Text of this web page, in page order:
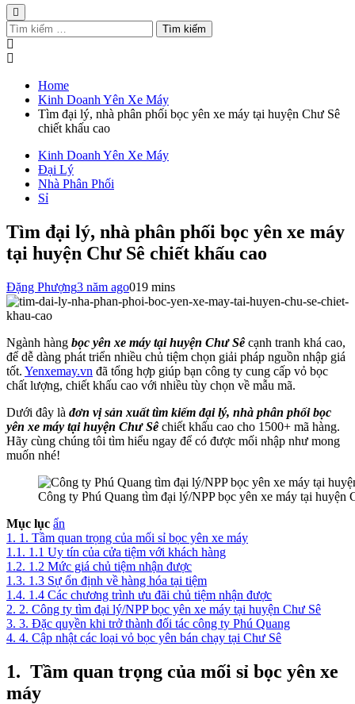
Tìm
kiếm
cho:
Home
Kinh Doanh Yên Xe Máy
Tìm đại lý, nhà phân phối bọc yên xe máy tại huyện Chư Sê
chiết khấu cao
Kinh Doanh Yên Xe Máy
Đại Lý
Nhà Phân Phối
Sỉ
Tìm đại lý, nhà phân phối bọc yên xe máy
tại huyện Chư Sê chiết khấu cao
Đặng Phượng3 năm ago019 mins
Ngành hàng bọc yên xe máy tại huyện Chư Sê cạnh tranh khá cao,
để dễ dàng phát triển nhiều chủ tiệm chọn giải pháp nguồn nhập giá
tốt. Yenxemay.vn đã tổng hợp giúp bạn công ty cung cấp vỏ bọc
chất lượng, chiết khấu cao với nhiều tùy chọn về mẫu mã.
Dưới đây là đơn vị sản xuất tìm kiếm đại lý, nhà phân phối bọc
yên xe máy tại huyện Chư Sê chiết khấu cao cho 1500+ mã hàng.
Hãy cùng chúng tôi tìm hiểu ngay để có được mối nhập như mong
muốn nhé!
Công ty Phú Quang tìm đại lý/NPP bọc yên xe máy tại huyện
Mục lục ẩn
1. 1. Tầm quan trọng của mối sỉ bọc yên xe máy
1.1. 1.1 Uy tín của cửa tiệm với khách hàng
1.2. 1.2 Mức giá chủ tiệm nhận được
1.3. 1.3 Sự ổn định về hàng hóa tại tiệm
1.4. 1.4 Các chương trình ưu đãi chủ tiệm nhận được
2. 2. Công ty tìm đại lý/NPP bọc yên xe máy tại huyện Chư Sê
3. 3. Đặc quyền khi trở thành đối tác công ty Phú Quang
4. 4. Cập nhật các loại vỏ bọc yên bán chạy tại Chư Sê
1. Tầm quan trọng của mối sỉ bọc yên xe
máy